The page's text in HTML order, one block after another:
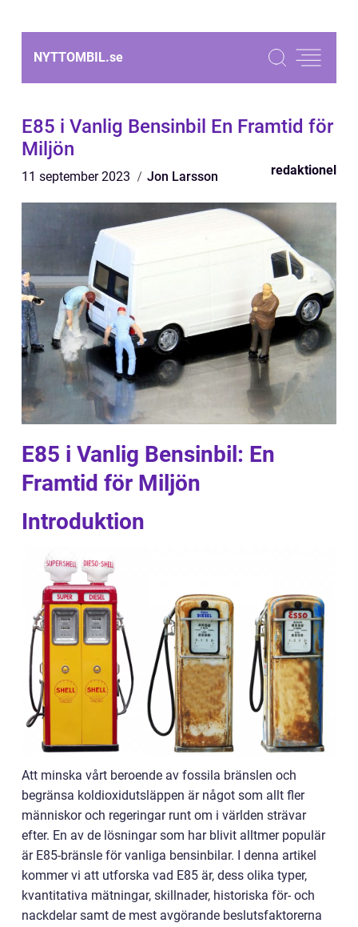
NYTTOMBIL.se
E85 i Vanlig Bensinbil En Framtid för
Miljön
11 september 2023 Jon Larsson redaktionel
E85 i Vanlig Bensinbil: En
Framtid för Miljön
Introduktion
Att minska vårt beroende av fossila bränslen och
begränsa koldioxidutsläppen är något som allt fler
människor och regeringar runt om i världen strävar
efter. En av de lösningar som har blivit alltmer populär
är E85-bränsle för vanliga bensinbilar. I denna artikel
kommer vi att utforska vad E85 är, dess olika typer,
kvantitativa mätningar, skillnader, historiska för- och
nackdelar samt de mest avgörande beslutsfaktorerna